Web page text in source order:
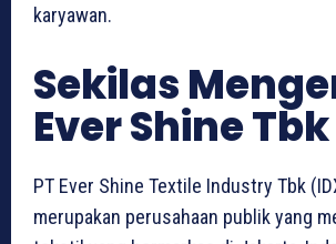
karyawan.
Sekilas
Ever Shine Tbk
PT Ever Shine Textile Industry Tbk
merupakan perusahaan publik yang